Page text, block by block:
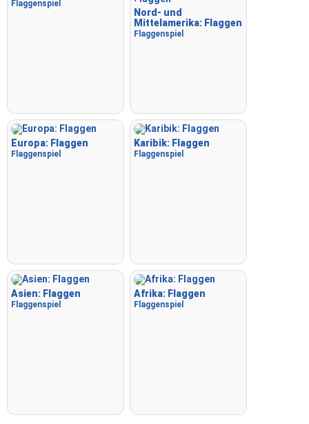
Flaggenspiel
Nord- und
Mittelamerika: Flaggen
Flaggenspiel
Europa: Flaggen
Flaggenspiel
Karibik: Flaggen
Flaggenspiel
Asien: Flaggen
Flaggenspiel
Afrika: Flaggen
Flaggenspiel